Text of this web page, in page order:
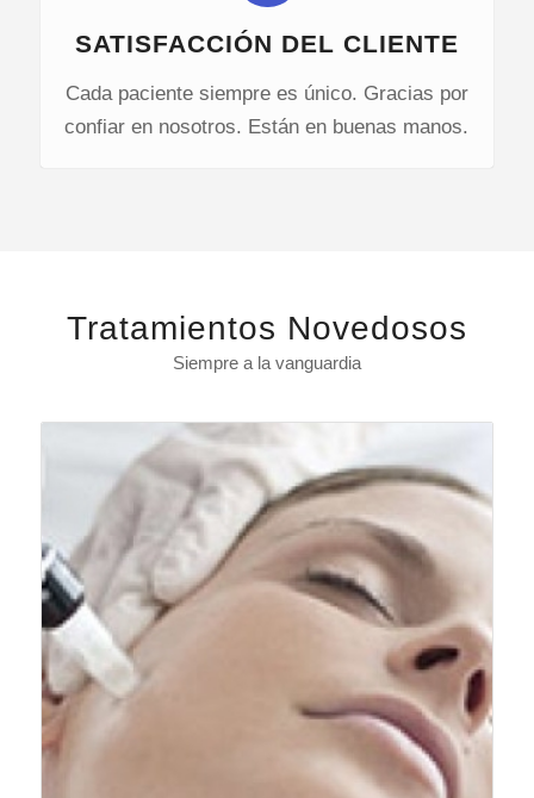
SATISFACCIÓN DEL CLIENTE
Cada paciente siempre es único. Gracias por
confiar en nosotros. Están en buenas manos.
Tratamientos Novedosos
Siempre a la vanguardia